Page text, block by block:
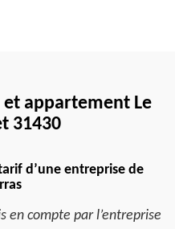
appartement Le
31430
d’une entreprise de
en compte par l’entreprise